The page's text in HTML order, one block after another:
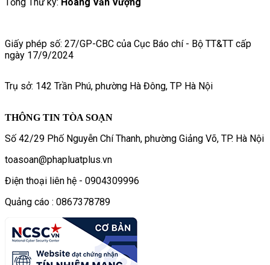
Giấy phép số: 27/GP-CBC của Cục Báo chí - Bộ TT&TT cấp
ngày 17/9/2024
Trụ sở: 142 Trần Phú, phường Hà Đông, TP Hà Nội
THÔNG TIN TÒA SOẠN
Số 42/29 Phố Nguyễn Chí Thanh, phường Giảng Võ, TP. Hà Nội
toasoan@phapluatplus.vn
Điện thoại liên hệ - 0904309996
Quảng cáo : 0867378789